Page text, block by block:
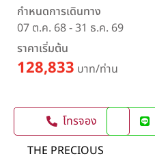
กำหนดการเดินทาง
07 ต.ค. 68 - 31 ธ.ค. 69
ราคาเริ่มต้น
128,833 บาท/ท่าน
โทรจอง
THE PRECIOUS